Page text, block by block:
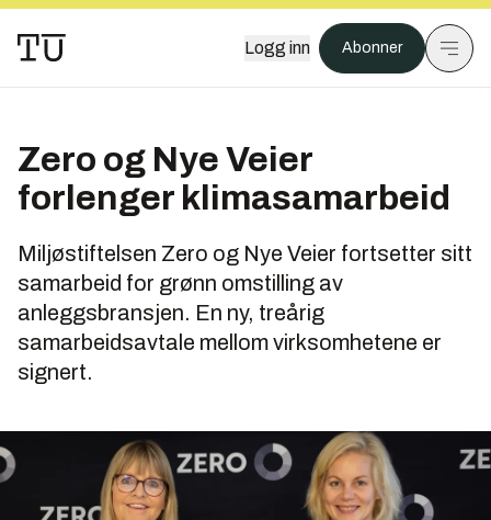
Logg inn Abonner
Zero og Nye Veier
forlenger klimasamarbeid
Miljøstiftelsen Zero og Nye Veier fortsetter sitt
samarbeid for grønn omstilling av
anleggsbransjen. En ny, treårig
samarbeidsavtale mellom virksomhetene er
signert.